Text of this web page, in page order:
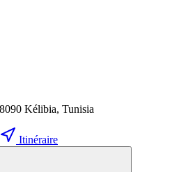
Kélibia, Tunisia
Itinéraire